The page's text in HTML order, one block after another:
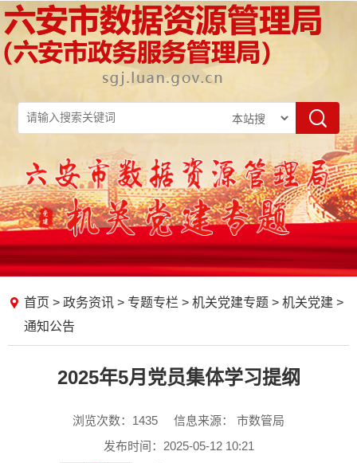
首页 > 政务资讯 > 专题专栏 > 机关党建专题 > 机关党建 >
通知公告
2025年5月党员集体学习提纲
浏览次数： 1435
信息来源： 市数管局
发布时间：2025-05-12 10:21